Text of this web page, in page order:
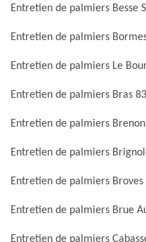
Entretien de palmiers Besse
Entretien de palmiers
Entretien de palmiers Le
Entretien de palmiers Bras
Entretien de palmiers
Entretien de palmiers
Entretien de palmiers Broves
Entretien de palmiers Brue
Entretien de palmiers